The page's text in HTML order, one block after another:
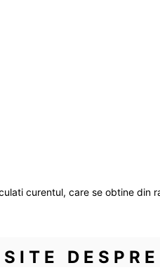
curentul, care se obtine din